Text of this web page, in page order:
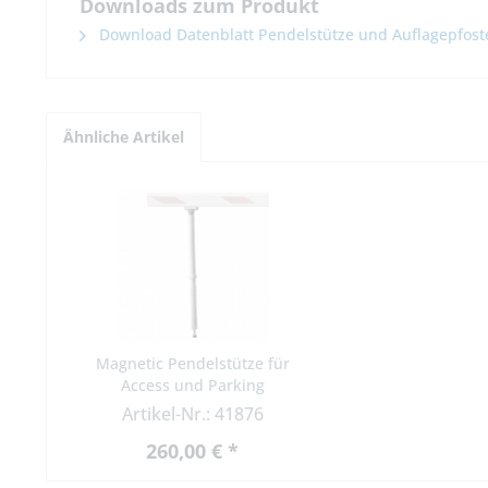
Downloads zum Produkt
Download Datenblatt Pendelstütze und
Ähnliche Artikel
Magnetic Pendelstütze für
Access und Parking
Schrankenbäume
Artikel-Nr.: 41876
260,00 € *